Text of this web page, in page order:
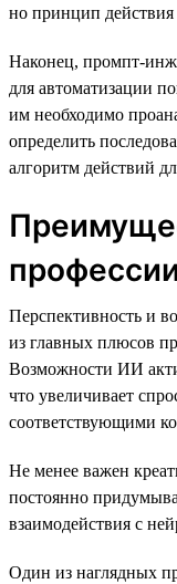
но принцип действия
Наконец, промпт-
для автоматизации
им необходимо
определить
алгоритм действий
Перспективность и
из главных плюсов
Возможности ИИ
что увеличивает
соответствующими
Не менее важен
постоянно
взаимодействия с
Один из наглядных